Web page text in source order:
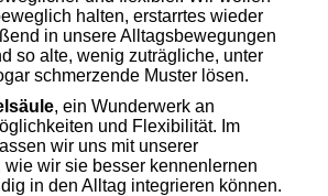
halten, erstarrtes wieder
in unsere Alltagsbewegungen
so alte, wenig zuträgliche, unter
schmerzende Muster lösen.
, ein Wunderwerk an
und Flexibilität. Im
wir uns mit unserer
wie wir sie besser kennenlernen
in den Alltag integrieren können.